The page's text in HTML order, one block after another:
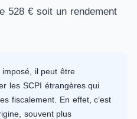
528 € soit un rendement
il peut être
les SCPI étrangères qui
fiscalement. En effet, c’est
souvent plus